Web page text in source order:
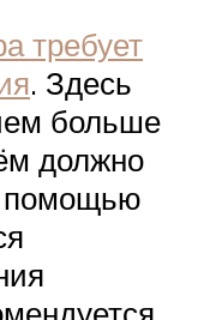
требует
. Здесь
больше
должно
помощью